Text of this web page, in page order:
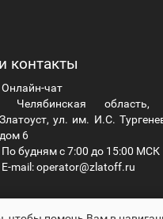
контакты
Онлайн-чат
Челябинская область,
Златоуст, ул. им. И.С.
дом 6
По будням с 7:00 до 15:00 МСК
E-mail: operator@zlatoff.ru